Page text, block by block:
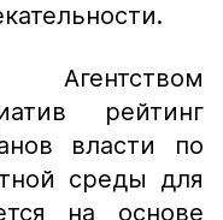
рейтинг
власти по
среды для
на основе